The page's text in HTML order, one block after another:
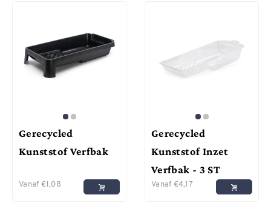
Gerecycled
Kunststof Verfbak
Vanaf €1,08
Gerecycled
Kunststof Inzet
Verfbak - 3 ST
Vanaf €4,17